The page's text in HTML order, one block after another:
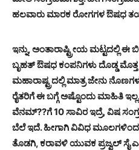
ಹಲವಾರು ಮಾರಕ ರೋಗಗಳ ಔಷಧ
ಇನ್ನು, ಅಂತಾರಾಷ್ಟ್ರೀಯ ಮಟ್ಟದಲ್ಲಿ ಈ
ಬೃಹತ್ ಔಷಧ ಕಂಪನಿಗಳು ದೊಡ್ಡ
ಮಹಾರಾಷ್ಟ್ರದಲ್ಲಿ ಮಾತ್ರ ಜೇನು
ರೈತರಿಗೆ ಈ ಬಗ್ಗೆ ಅಷ್ಟೊಂದು ಮಾಹಿತಿ
ವೆನಮ್??ಗೆ 10 ಸಾವಿರ ಇದ್ರೆ, ವಿಷ
ಬೆಲೆ ಇದೆ. ಹೀಗಾಗಿ ವಿವಿಧ ಮೂಲಗಳಿಂದ
ತೊಡಗಿ, ಕರಾವಳಿ ಯುವಕ ಪ್ರಜ್ವಲ್ ಸೈ